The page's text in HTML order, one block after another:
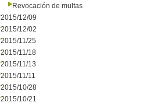
Revocación de multas
2015/12/09
2015/12/02
2015/11/25
2015/11/18
2015/11/13
2015/11/11
2015/10/28
2015/10/21